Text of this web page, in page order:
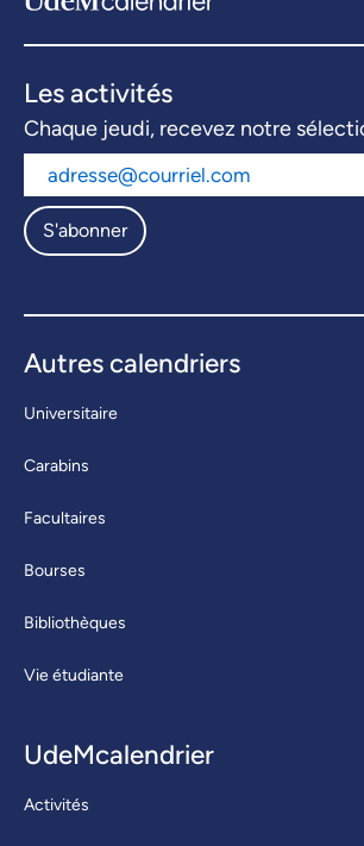
Les activités
Chaque jeudi, recevez notre
S'abonner
Autres calendriers
Universitaire
Carabins
Facultaires
Bourses
Bibliothèques
Vie étudiante
UdeMcalendrier
Activités